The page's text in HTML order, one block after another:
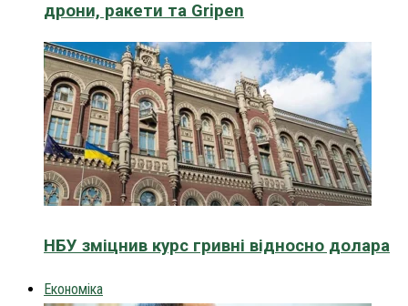
дрони, ракети та Gripen
НБУ зміцнив курс гривні відносно долара
Економіка